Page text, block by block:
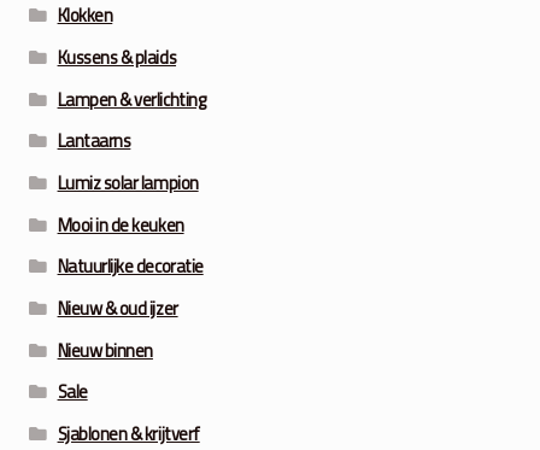
Klokken
Kussens & plaids
Lampen & verlichting
Lantaarns
Lumiz solar lampion
Mooi in de keuken
Natuurlijke decoratie
Nieuw & oud ijzer
Nieuw binnen
Sale
Sjablonen & krijtverf